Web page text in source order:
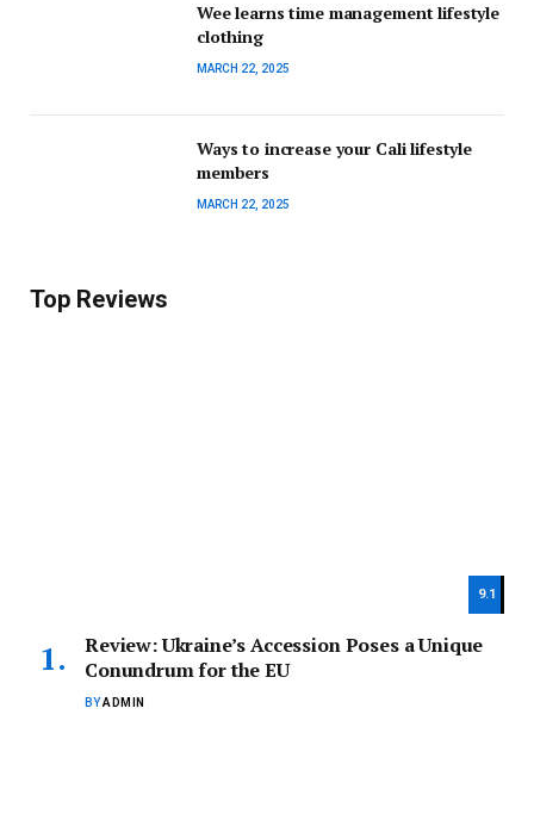
Wee learns time management lifestyle
clothing
MARCH 22, 2025
Ways to increase your Cali lifestyle
members
MARCH 22, 2025
Top Reviews
9.1
Review: Ukraine’s Accession Poses a Unique
Conundrum for the EU
BYADMIN